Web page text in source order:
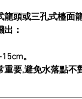
頭或三孔式檯面龍
：
15cm。
要,避免水落點不